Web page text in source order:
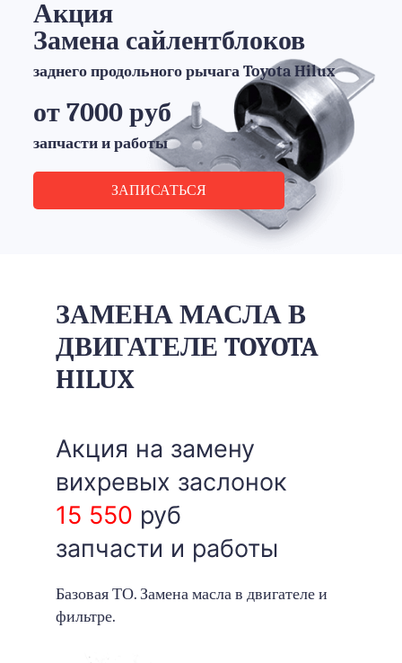
запчасти и работы
Акция
Замена сайлентблоков
заднего продольного рычага Toyota Hilux
запчасти и работы
ЗАПИСАТЬСЯ
ЗАМЕНА МАСЛА В
ДВИГАТЕЛЕ TOYOTA
HILUX
Акция на замену